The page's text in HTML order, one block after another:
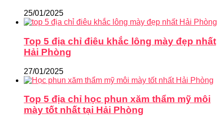
25/01/2025
Top 5 địa chỉ điêu khắc lông mày đẹp nhất
Hải Phòng
27/01/2025
Top 5 địa chỉ học phun xăm thẩm mỹ môi
mày tốt nhất tại Hải Phòng